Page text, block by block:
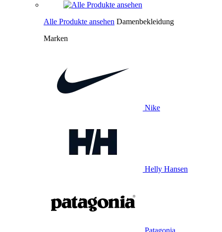
Alle Produkte ansehen Damenbekleidung
Marken
Nike
Helly Hansen
Patagonia